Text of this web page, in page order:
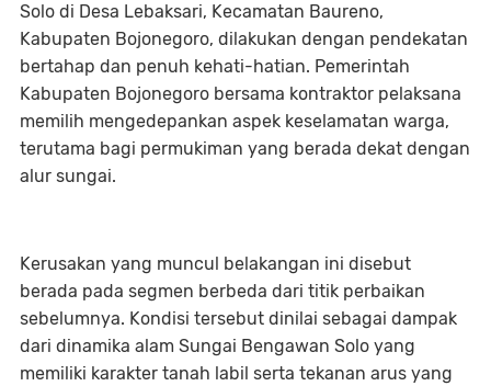
Solo di Desa Lebaksari, Kecamatan Baureno,
Kabupaten Bojonegoro, dilakukan dengan pendekatan
bertahap dan penuh kehati-hatian. Pemerintah
Kabupaten Bojonegoro bersama kontraktor pelaksana
memilih mengedepankan aspek keselamatan warga,
terutama bagi permukiman yang berada dekat dengan
alur sungai.
Kerusakan yang muncul belakangan ini disebut
berada pada segmen berbeda dari titik perbaikan
sebelumnya. Kondisi tersebut dinilai sebagai dampak
dari dinamika alam Sungai Bengawan Solo yang
memiliki karakter tanah labil serta tekanan arus yang